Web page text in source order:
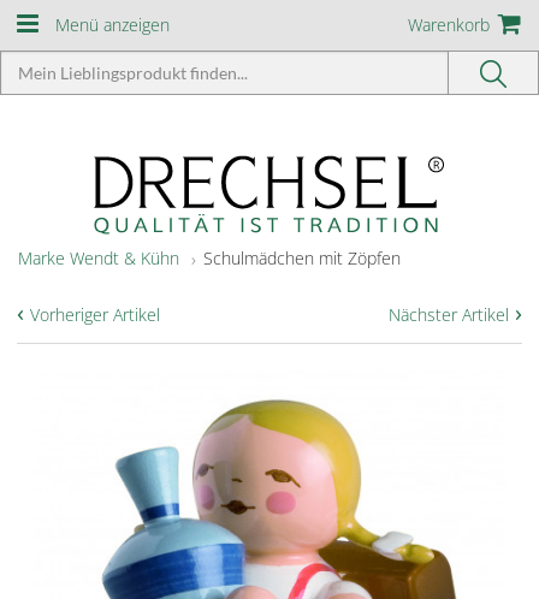
Menü anzeigen Warenkorb
Marke Wendt & Kühn Schulmädchen mit Zöpfen
Nächster Artikel ›
‹ Vorheriger Artikel